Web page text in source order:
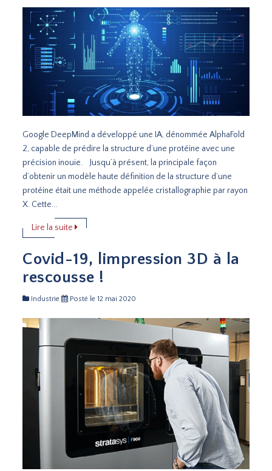
Google DeepMind a développé une IA, dénommée AlphaFold
2, capable de prédire la structure d’une protéine avec une
précision inouïe. Jusqu’à présent, la principale façon
d’obtenir un modèle haute définition de la structure d’une
protéine était une méthode appelée cristallographie par rayon
X. Cette...
Lire la suite
Covid-19, limpression 3D à la
rescousse !
Industrie Posté le 12 mai 2020